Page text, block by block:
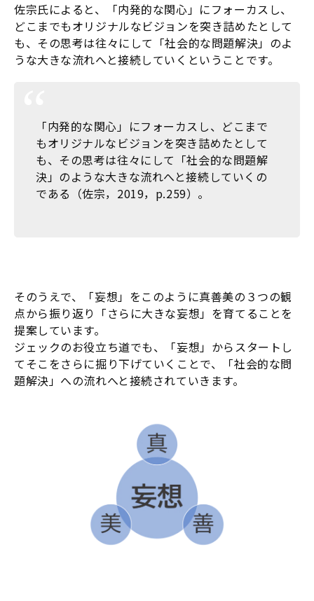
佐宗氏によると、「内発的な関心」にフォーカスし、
どこまでもオリジナルなビジョンを突き詰めたとして
も、その思考は往々にして「社会的な問題解決」のよ
うな大きな流れへと接続していくということです。
「内発的な関心」にフォーカスし、どこまで
もオリジナルなビジョンを突き詰めたとして
も、その思考は往々にして「社会的な問題解
決」のような大きな流れへと接続していくの
である（佐宗，2019，p.259）。
そのうえで、「妄想」をこのように真善美の３つの観
点から振り返り「さらに大きな妄想」を育てることを
提案しています。
ジェックのお役立ち道でも、「妄想」からスタートし
てそこをさらに掘り下げていくことで、「社会的な問
題解決」への流れへと接続されていきます。